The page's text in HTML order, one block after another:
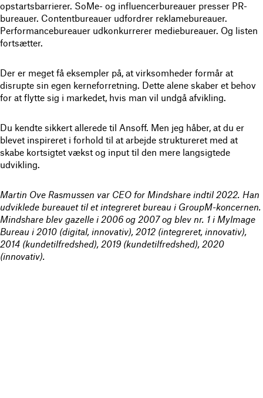
opstartsbarrierer. SoMe- og influencerbureauer presser PR-
bureauer. Contentbureauer udfordrer reklamebureauer.
Performancebureauer udkonkurrerer mediebureauer. Og listen
fortsætter.
Der er meget få eksempler på, at virksomheder formår at
disrupte sin egen kerneforretning. Dette alene skaber et behov
for at flytte sig i markedet, hvis man vil undgå afvikling.
Du kendte sikkert allerede til Ansoff. Men jeg håber, at du er
blevet inspireret i forhold til at arbejde struktureret med at
skabe kortsigtet vækst og input til den mere langsigtede
udvikling.
Martin Ove Rasmussen var CEO for Mindshare indtil 2022. Han
udviklede bureauet til et integreret bureau i GroupM-koncernen.
Mindshare blev gazelle i 2006 og 2007 og blev nr. 1 i MyImage
Bureau i 2010 (digital, innovativ), 2012 (integreret, innovativ),
2014 (kundetilfredshed), 2019 (kundetilfredshed), 2020
(innovativ).